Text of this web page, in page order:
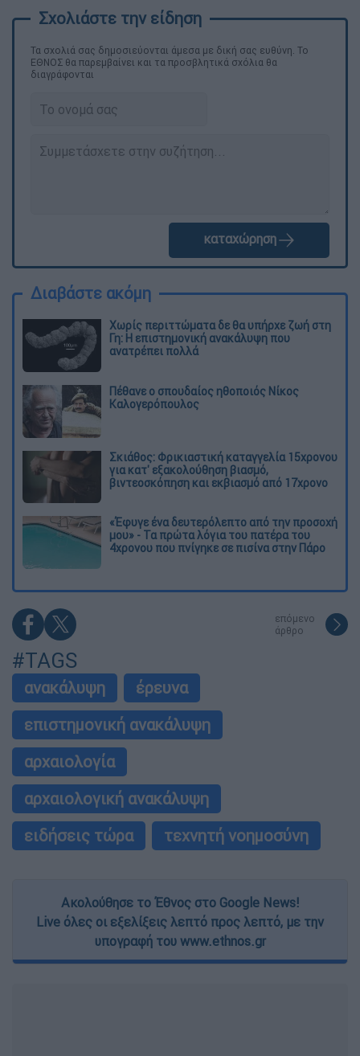
Τα σχολιά σας δημοσιεύονται άμεσα με δική σας ευθύνη. Το
ΕΘΝΟΣ θα παρεμβαίνει και τα προσβλητικά σχόλια θα
διαγράφονται
καταχώρηση
Διαβάστε ακόμη
Χωρίς περιττώματα δε θα υπήρχε ζωή στη
Γη: Η επιστημονική ανακάλυψη που
ανατρέπει πολλά
Πέθανε ο σπουδαίος ηθοποιός Νίκος
Καλογερόπουλος
Σκιάθος: Φρικιαστική καταγγελία 15χρονου
για κατ' εξακολούθηση βιασμό,
βιντεοσκόπηση και εκβιασμό από 17χρονο
«Έφυγε ένα δευτερόλεπτο από την προσοχή
μου» - Τα πρώτα λόγια του πατέρα του
4χρονου που πνίγηκε σε πισίνα στην Πάρο
επόμενο
άρθρο
#TAGS
ανακάλυψη
έρευνα
επιστημονική ανακάλυψη
αρχαιολογία
αρχαιολογική ανακάλυψη
ειδήσεις τώρα
τεχνητή νοημοσύνη
Ακολούθησε το Έθνος στο Google News!
Live όλες οι εξελίξεις λεπτό προς λεπτό, με την
υπογραφή του www.ethnos.gr